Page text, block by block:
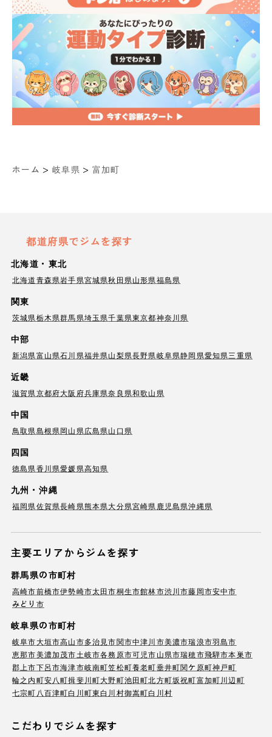
ホーム > 岐阜県 > 富加町
都道府県でジムを探す
北海道・東北
北海道青森県岩手県宮城県秋田県山形県福島県
関東
茨城県栃木県群馬県埼玉県千葉県東京都神奈川県
中部
新潟県富山県石川県福井県山梨県長野県岐阜県静岡県愛知県三重県
近畿
滋賀県京都府大阪府兵庫県奈良県和歌山県
中国
鳥取県島根県岡山県広島県山口県
四国
徳島県香川県愛媛県高知県
九州・沖縄
福岡県佐賀県長崎県熊本県大分県宮崎県 鹿児島県沖縄県
主要エリアからジムを探す
群馬県の市町村
高崎市前橋市伊勢崎市太田市桐生市館林市渋川市藤岡市安中市
みどり市
岐阜県の市町村
岐阜市大垣市高山市多治見市関市中津川市美濃市瑞浪市羽島市
恵那市美濃加茂市土岐市各務原市可児市山県市瑞穂市飛騨市本巣市
郡上市下呂市海津市岐南町笠松町養老町垂井町関ケ原町神戸町
輪之内町安八町揖斐川町大野町池田町北方町坂祝町富加町川辺町
七宗町 八百津町白川町東白川村御嵩町白川村
こだわりでジムを探す